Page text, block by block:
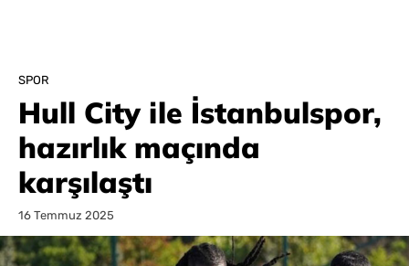
SPOR
Hull City ile İstanbulspor,
hazırlık maçında
karşılaştı
16 Temmuz 2025